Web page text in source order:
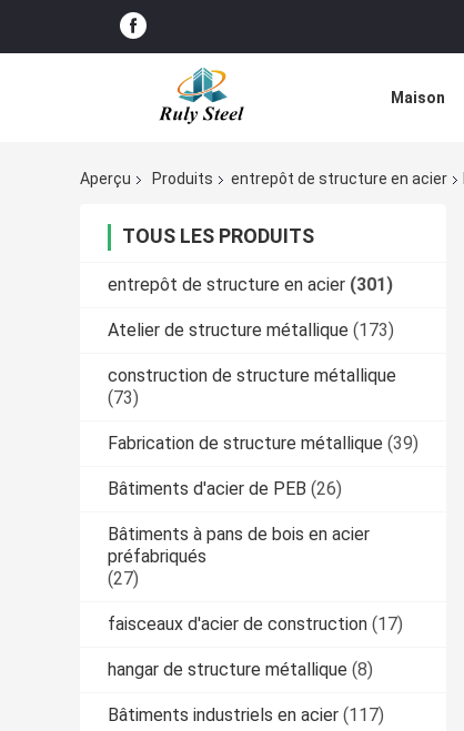
Maison
Aperçu
Produits entrepôt de structure en acier
TOUS LES PRODUITS
entrepôt de structure en acier (301)
Atelier de structure métallique (173)
construction de structure métallique
(73)
Fabrication de structure métallique (39)
Bâtiments d'acier de PEB (26)
Bâtiments à pans de bois en acier
préfabriqués
(27)
faisceaux d'acier de construction (17)
hangar de structure métallique (8)
Bâtiments industriels en acier (117)